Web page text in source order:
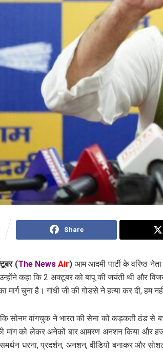
Share
(The News Air) आम आदमी पार्टी के वरिष्ठ
कहा कि 2 अक्टूबर को बापू की जयंती थी और
मार्ग चुना है। गांधी जी की गोडसे ने हत्या कर दी, हम
सोनम वांगचुक ने भारत की सेना को कड़कती ठंड से
मांग को लेकर अनेकों बार आमरण अनशन किया और
धरना, प्रदर्शन, अनशन, वीडियो बनाकर और